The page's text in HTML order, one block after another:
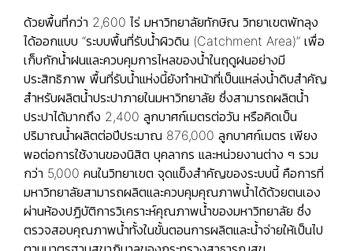
ด้วยพื้นที่กว่า 2,600 ไร่ มหาวิทยาลัยทักษิณ วิทยาเขตพัทลุง
ได้ออกแบบ “ระบบพื้นที่รับน้ำผิวดิน (Catchment Area)” เพื่อ
เก็บกักน้ำฝนและควบคุมการไหลของน้ำในฤดูฝนอย่างมี
ประสิทธิภาพ พื้นที่รับน้ำแห่งนี้ยังทำหน้าที่เป็นแหล่งน้ำดิบสำคัญ
สำหรับผลิตน้ำประปาภายในมหาวิทยาลัย ซึ่งสามารถผลิตน้ำ
ประปาได้มากถึง 2,400 ลูกบาศก์เมตรต่อวัน หรือคิดเป็น
ปริมาณน้ำผลิตต่อปีประมาณ 876,000 ลูกบาศก์เมตร เพียง
พอต่อการใช้งานของนิสิต บุคลากร และหน่วยงานต่าง ๆ รวม
กว่า 5,000 คนในวิทยาเขต จุดแข็งสำคัญของระบบนี้ คือการที่
มหาวิทยาลัยสามารถผลิตและควบคุมคุณภาพน้ำได้ด้วยตนเอง
ผ่านห้องปฏิบัติการวิเคราะห์คุณภาพน้ำของมหาวิทยาลัย ซึ่ง
ตรวจสอบคุณภาพน้ำทั้งในขั้นตอนการผลิตและน้ำจ่ายให้เป็นไป